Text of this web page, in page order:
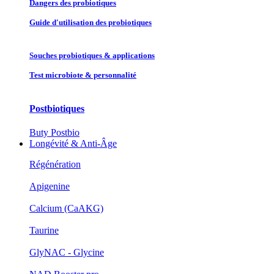
Dangers des probiotiques
Guide d'utilisation des probiotiques
Souches probiotique​s & applications
Test microbiote & personnalité
Postbiotiques
Buty Postbio
Longévité & Anti-Âge
Régénération
Apigenine
Calcium (CaAKG)
Taurine
GlyNAC - Glycine